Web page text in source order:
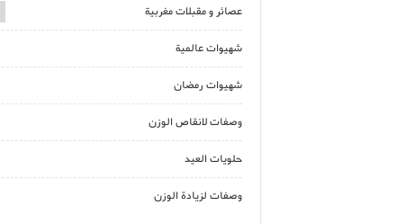
عصائر و مقبلات مغربية
شهيوات عالمية
شهيوات رمضان
وصفات لانقاص الوزن
حلويات العيد
وصفات لزيادة الوزن